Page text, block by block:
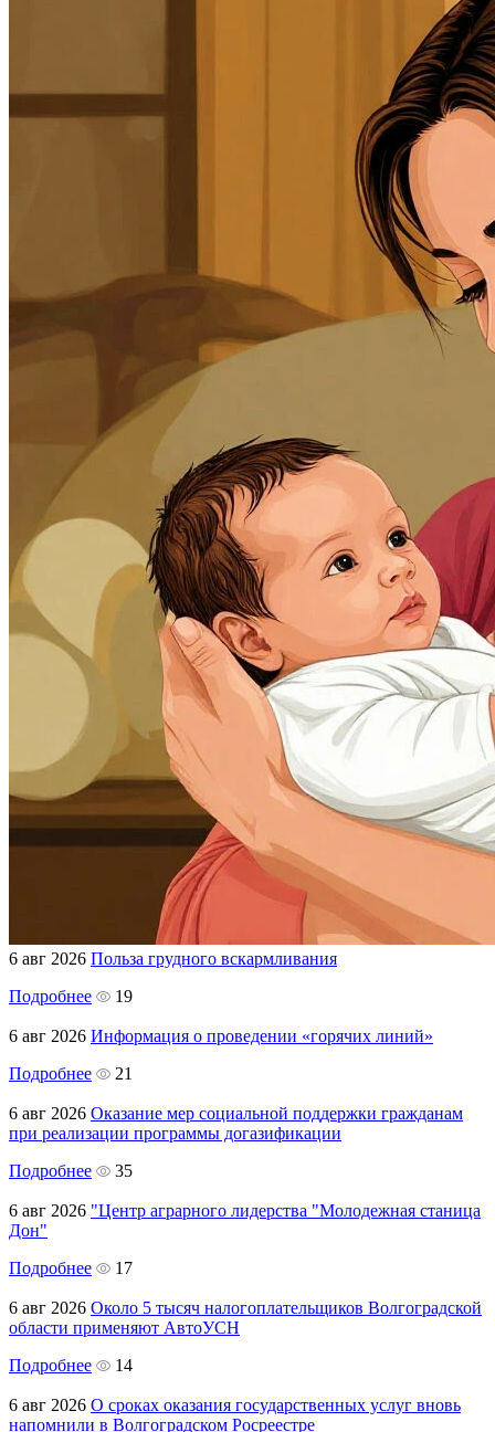
6 авг 2026 Польза грудного вскармливания
Подробнее
19
6 авг 2026 Информация о проведении «горячих линий»
Подробнее
21
6 авг 2026 Оказание мер социальной поддержки гражданам
при реализации программы догазификации
Подробнее
35
6 авг 2026 "Центр аграрного лидерства "Молодежная станица
Дон"
Подробнее
17
6 авг 2026 Около 5 тысяч налогоплательщиков Волгоградской
области применяют АвтоУСН
Подробнее
14
6 авг 2026 О сроках оказания государственных услуг вновь
напомнили в Волгоградском Росреестре